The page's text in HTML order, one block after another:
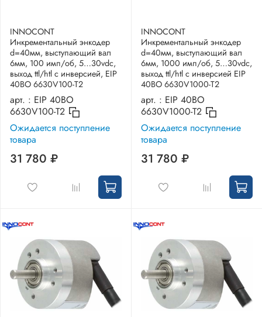
INNOCONT
Инкрементальный энкодер
d=40мм, выступающий вал
6мм, 100 имп/об, 5…30vdc,
выход ttl/htl с инверсией, EIP
40BO 6630V100-T2
арт. : EIP 40BO
6630V100-T2
Ожидается поступление
товара
31 780 ₽
INNOCONT
Инкрементальный энкодер
d=40мм, выступающий вал
6мм, 1000 имп/об, 5…30vdc,
выход ttl/htl с инверсией EIP
40BO 6630V1000-T2
арт. : EIP 40BO
6630V1000-T2
Ожидается поступление
товара
31 780 ₽